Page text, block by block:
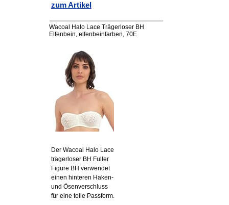
zum Artikel
Wacoal Halo Lace Trägerloser BH
Elfenbein, elfenbeinfarben, 70E
Der Wacoal Halo Lace
trägerloser BH Fuller
Figure BH verwendet
einen hinteren Haken-
und Ösenverschluss
für eine tolle Passform.